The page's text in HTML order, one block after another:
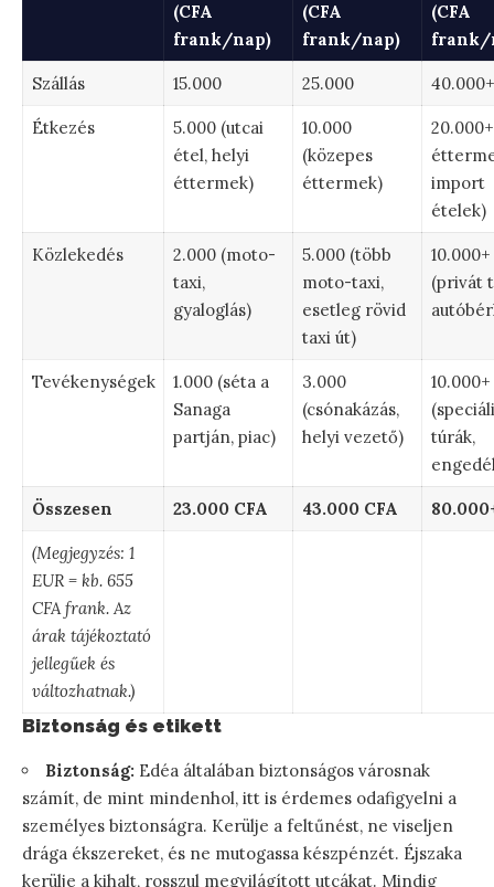
(CFA
frank/nap)
(CFA
frank/nap)
(CFA
frank/
Szállás 15.000 25.000 40.000+
Étkezés
5.000 (utcai
étel, helyi
éttermek)
10.000
(közepes
éttermek)
import
ételek)
Közlekedés
2.000 (moto-
taxi,
gyaloglás)
5.000 (több
moto-taxi,
esetleg rövid
taxi út)
10.000+
(privát
Tevékenységek
1.000 (séta a
Sanaga
partján, piac)
3.000
(csónakázás,
helyi vezető)
10.000+
túrák,
Összesen 23.000 CFA 43.000 CFA
(Megjegyzés: 1
EUR = kb. 655
CFA frank. Az
árak tájékoztató
jellegűek és
változhatnak.)
Biztonság és etikett
Biztonság: Edéa általában biztonságos városnak
számít, de mint mindenhol, itt is érdemes odafigyelni a
személyes biztonságra. Kerülje a feltűnést, ne viseljen
drága ékszereket, és ne mutogassa készpénzét. Éjszaka
kerülje a kihalt, rosszul megvilágított utcákat. Mindig